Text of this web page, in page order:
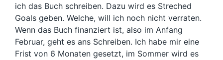
ich das Buch schreiben. Dazu wird es Streched
Goals geben. Welche, will ich noch nicht verraten.
Wenn das Buch finanziert ist, also im Anfang
Februar, geht es ans Schreiben. Ich habe mir eine
Frist von 6 Monaten gesetzt, im Sommer wird es